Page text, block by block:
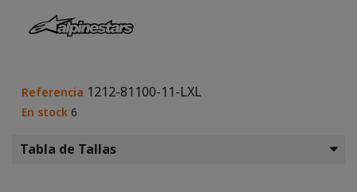
Referencia 1212-81100-11-LXL
En stock 6
Tabla de Tallas